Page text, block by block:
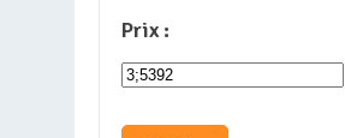
Prix :